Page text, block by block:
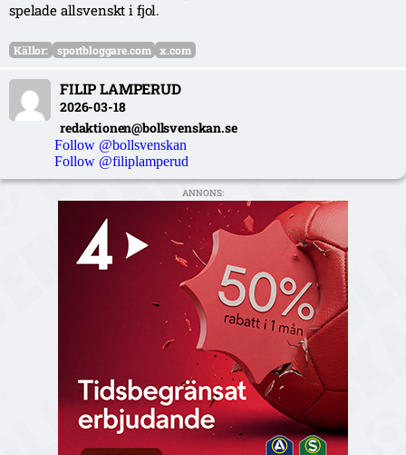
spelade allsvenskt i fjol.
Källor: sportbloggare.com x.com
FILIP LAMPERUD
2026-03-18
redaktionen@bollsvenskan.se
Follow @bollsvenskan
Follow @filiplamperud
ANNONS: